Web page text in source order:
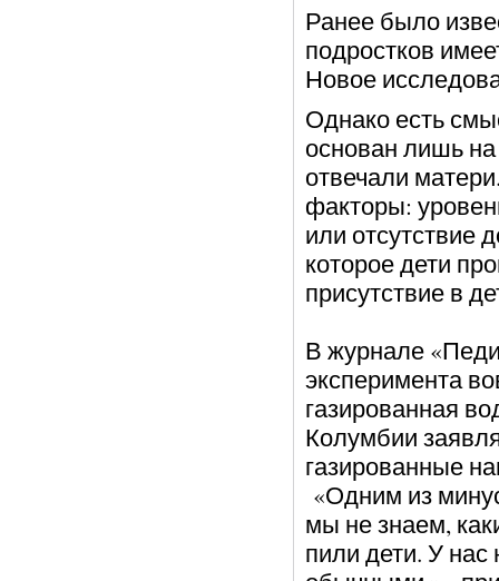
Ранее было
подростков
Новое
Однако есть
основан лишь
отвечали
факторы:
или отсутствие
которое дети
присутствие в
В журнале
эксперимента
газированная
Колумбии
газированные
«Одним из
мы не знаем,
пили дети. У